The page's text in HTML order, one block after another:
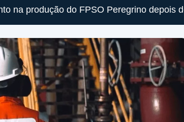
na produção do FPSO Peregrino depois